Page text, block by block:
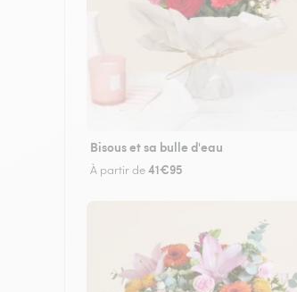
Bisous et sa bulle d'eau
À partir de41€95